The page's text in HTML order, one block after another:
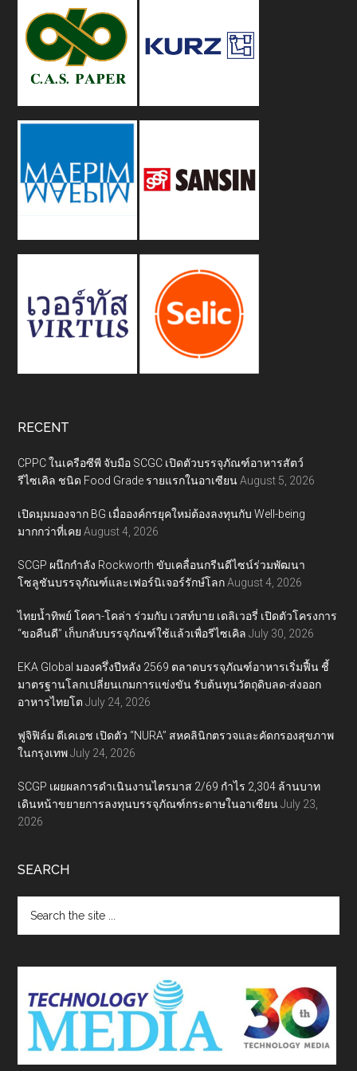
RECENT
CPPC ในเครือซีพี จับมือ SCGC เปิดตัวบรรจุภัณฑ์อาหารสัตว์
รีไซเคิล ชนิด Food Grade รายแรกในอาเซียน August 5, 2026
เปิดมุมมองจาก BG เมื่อองค์กรยุคใหม่ต้องลงทุนกับ Well-being
มากกว่าที่เคย August 4, 2026
SCGP ผนึกกำลัง Rockworth ขับเคลื่อนกรีนดีไซน์ร่วมพัฒนา
โซลูชันบรรจุภัณฑ์และเฟอร์นิเจอร์รักษ์โลก August 4, 2026
ไทยน้ำทิพย์ โคคา-โคล่า ร่วมกับ เวสท์บาย เดลิเวอรี่ เปิดตัวโครงการ
“ขอคืนดี” เก็บกลับบรรจุภัณฑ์ใช้แล้วเพื่อรีไซเคิล July 30, 2026
EKA Global มองครึ่งปีหลัง 2569 ตลาดบรรจุภัณฑ์อาหารเริ่มฟื้น ชี้
มาตรฐานโลกเปลี่ยนเกมการแข่งขัน รับต้นทุนวัตถุดิบลด-ส่งออก
อาหารไทยโต July 24, 2026
ฟูจิฟิล์ม ดีเคเอช เปิดตัว “NURA” สหคลินิกตรวจและคัดกรองสุขภาพ
ในกรุงเทพ July 24, 2026
SCGP เผยผลการดำเนินงานไตรมาส 2/69 กำไร 2,304 ล้านบาท
เดินหน้าขยายการลงทุนบรรจุภัณฑ์กระดาษในอาเซียน July 23,
2026
SEARCH
the